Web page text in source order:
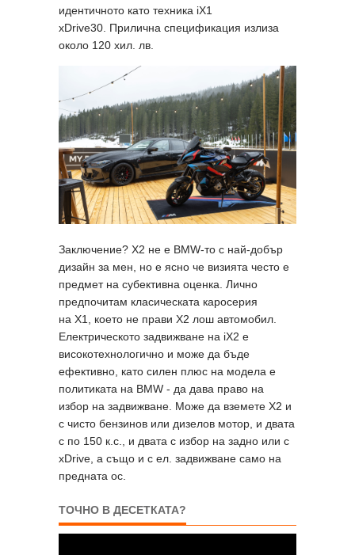
идентичното като техника iX1
xDrive30. Прилична спецификация излиза
около 120 хил. лв.
Заключение? X2 не е BMW-то с най-добър
дизайн за мен, но е ясно че визията често е
предмет на субективна оценка. Лично
предпочитам класическата каросерия
на X1, което не прави X2 лош автомобил.
Електрическото задвижване на iX2 е
високотехнологично и може да бъде
ефективно, като силен плюс на модела е
политиката на BMW - да дава право на
избор на задвижване. Може да вземете X2 и
с чисто бензинов или дизелов мотор, и двата
с по 150 к.с., и двата с избор на задно или с
xDrive, а също и с ел. задвижване само на
предната ос.
ТОЧНО В ДЕСЕТКАТА?